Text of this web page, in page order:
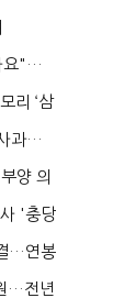
요"…
리 ‘삼
과…
양 의
'충당
…연봉
…전년